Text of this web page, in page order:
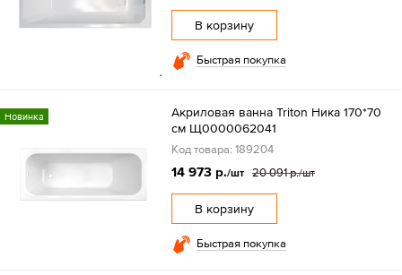
В корзину
Быстрая покупка
Новинка
Акриловая ванна Triton Ника 170*70
см Щ0000062041
Код товара: 189204
14 973 р./шт 20 091 р./шт
В корзину
Быстрая покупка